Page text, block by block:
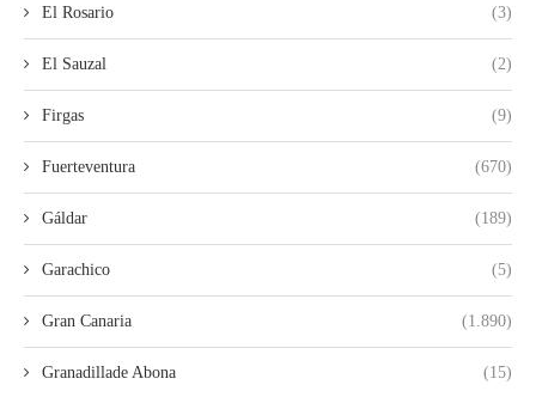
El Rosario (3)
El Sauzal (2)
Firgas (9)
Fuerteventura (670)
Gáldar (189)
Garachico (5)
Gran Canaria (1.890)
Granadillade Abona (15)